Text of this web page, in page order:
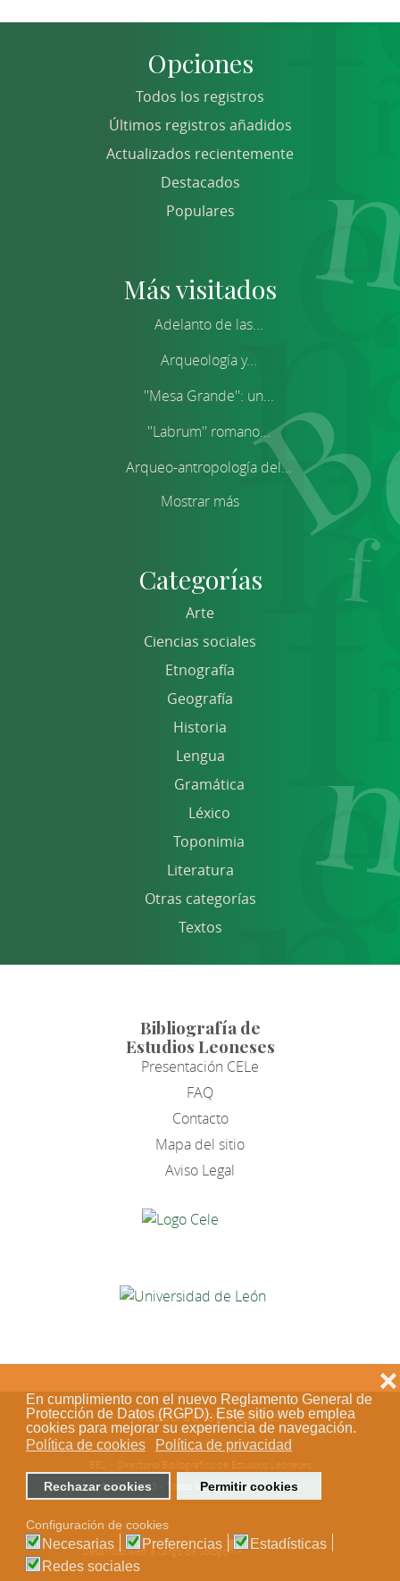
En cumplimiento con el nuevo Reglamento General de
Protección de Datos (RGPD). Este sitio web emplea
cookies para mejorar su experiencia de navegación.
Política de cookies
Política de privacidad
Rechazar cookies Permitir cookies
❌
Configuración de cookies
Necesarias Preferencias
Estadísticas
Redes sociales
Opciones
Todos los registros
Últimos registros añadidos
Actualizados recientemente
Destacados
Populares
Más visitados
Adelanto de las...
Arqueología y...
''Mesa Grande'': un...
''Labrum'' romano...
Arqueo-antropología del...
Mostrar más
Categorías
Arte
Ciencias sociales
Etnografía
Geografía
Historia
Lengua
Gramática
Léxico
Toponimia
Literatura
Otras categorías
Textos
Bibliografía de
Estudios Leoneses
Presentación CELe
FAQ
Contacto
Mapa del sitio
Aviso Legal
Acceso de los editores
© 2018-2023 - Todos los derechos reservados
Desarrollo web a cargo de Stílogo